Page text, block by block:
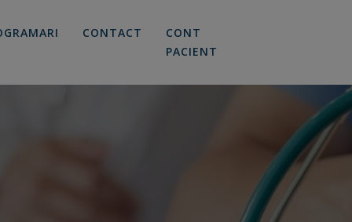
CONTACT
CONT
PACIENT